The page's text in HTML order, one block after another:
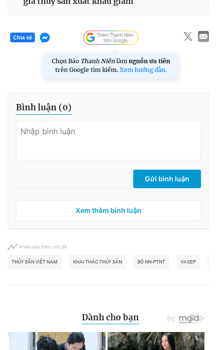
Chia sẻ
Chọn Báo Thanh Niên làm nguồn ưu tiên
trên Google tìm kiếm. Xem hướng dẫn.
Bình luận (0)
Gửi bình luận
Xem thêm bình luận
Khám phá thêm chủ đề
THỦY SẢN VIỆT NAM KHAI THÁC THỦY SẢN BỘ NN-PTNT VASEP